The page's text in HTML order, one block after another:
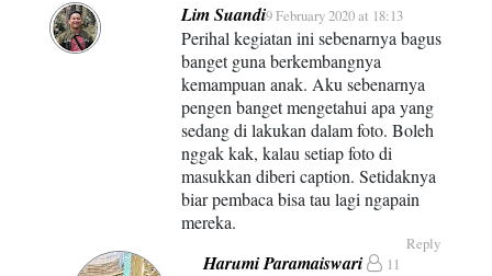
Lim Suandi9 February 2020 at 18:13
Perihal kegiatan ini sebenarnya bagus
banget guna berkembangnya
kemampuan anak. Aku sebenarnya
pengen banget mengetahui apa yang
sedang di lakukan dalam foto. Boleh
nggak kak, kalau setiap foto di
masukkan diberi caption. Setidaknya
biar pembaca bisa tau lagi ngapain
mereka.
Reply
Harumi Paramaiswari
11